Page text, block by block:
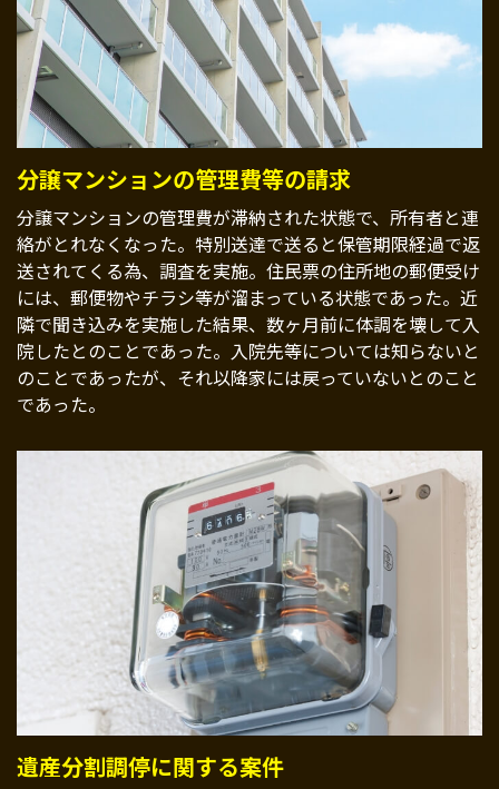
分譲マンションの管理費等の請求
分譲マンションの管理費が滞納された状態で、所有者と連
絡がとれなくなった。特別送達で送ると保管期限経過で返
送されてくる為、調査を実施。住民票の住所地の郵便受け
には、郵便物やチラシ等が溜まっている状態であった。近
隣で聞き込みを実施した結果、数ヶ月前に体調を壊して入
院したとのことであった。入院先等については知らないと
のことであったが、それ以降家には戻っていないとのこと
であった。
遺産分割調停に関する案件